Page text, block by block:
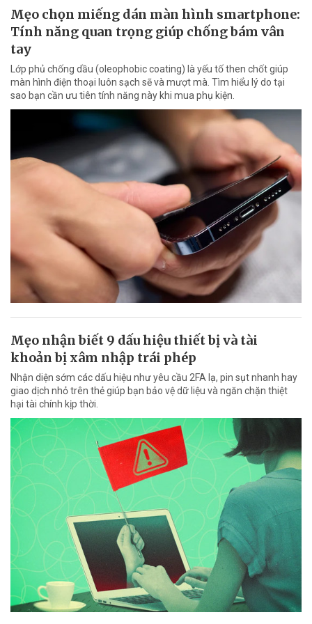
Mẹo chọn miếng dán màn hình smartphone:
Tính năng quan trọng giúp chống bám vân
tay
Lớp phủ chống dầu (oleophobic coating) là yếu tố then chốt giúp
màn hình điện thoại luôn sạch sẽ và mượt mà. Tìm hiểu lý do tại
sao bạn cần ưu tiên tính năng này khi mua phụ kiện.
Mẹo nhận biết 9 dấu hiệu thiết bị và tài
khoản bị xâm nhập trái phép
Nhận diện sớm các dấu hiệu như yêu cầu 2FA lạ, pin sụt nhanh hay
giao dịch nhỏ trên thẻ giúp bạn bảo vệ dữ liệu và ngăn chặn thiệt
hại tài chính kịp thời.